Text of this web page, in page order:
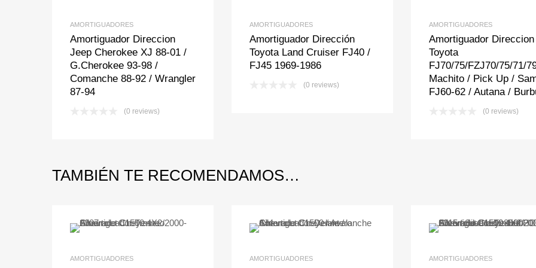
TAMBIÉN TE RECOMENDAMOS…
Add to Wishlist
Add to Compare
AMORTIGUADORES
Add to Wishlist
Add to Compare
AMORTIGUADORES
Add to
Add to
AMORTIGUADORES
AMORTIGUADORES
Amortiguador Direccion
Jeep Cherokee XJ 88-01 /
G.Cherokee 93-98 /
Comanche 88-92 / Wrangler
87-94
(0 reviews)
AMORTIGUADORES
Amortiguador Dirección
Toyota Land Cruiser FJ40 /
FJ45 1969-1986
(0 reviews)
AMORTIGUADORES
Amortiguador Direccion
Toyota
FJ70/75/FZJ70/75/71/
Machito / Pick Up /
FJ60-62 / Autana /
(0 reviews)